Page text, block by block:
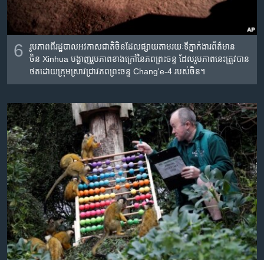
6
រូបភាព​ពី​រដ្ឋបាល​អវកាស​ជាតិ​ចិន​​ដែល​ផ្សាយ​តាម​រយៈទីភ្នាក់ងារ​ព័ត៌មាន​
ចិន Xinhua បង្ហាញ​​​រូប​ភាព​​ខាង​ក្រៅ​នៃ​ភព​ព្រះ​ចន្ទ​ ដែល​រូប​ភាព​នេះ​ត្រូវ​បាន​
ថត​ដោយ​ក្រុម​ស្រាវជ្រាវ​ភព​ព្រះ​ចន្ទ Chang'e-4 របស់​ចិន។